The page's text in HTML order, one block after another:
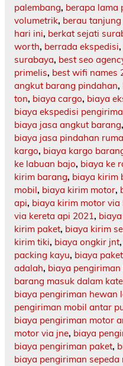
palembang, berapa lama
volumetrik, berau tanjung
hari ini, berkat sejati
worth, berrada ekspedisi,
surabaya, best seo
primelis, best wifi names
angkut barang pindahan,
ton, biaya cargo, biaya
biaya ekspedisi
biaya jasa angkut barang,
biaya jasa pindahan
kargo, biaya kargo
ke labuan bajo, biaya ke
kirim barang, biaya kirim
mobil, biaya kirim motor,
api, biaya kirim motor via
via kereta api 2021,
kirim paket, biaya kirim
kirim tiki, biaya ongkir jnt,
packing kayu, biaya
adalah, biaya pengiriman
barang masuk dalam
biaya pengiriman hewan
pengiriman mobil antar
biaya pengiriman motor
motor via jne, biaya
biaya pengiriman paket,
biaya pengiriman sepeda